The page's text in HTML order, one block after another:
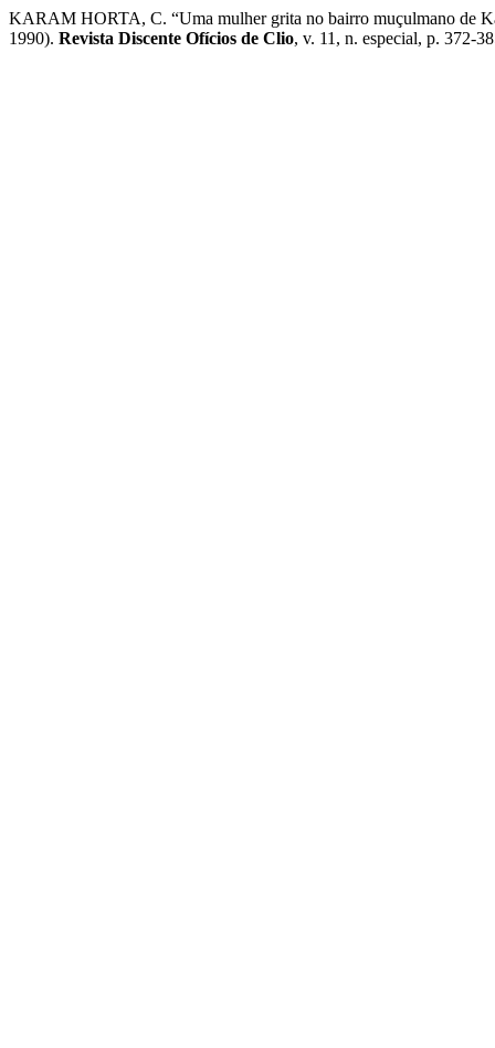
KARAM HORTA, C. “Uma mulher grita no bairro muçulmano de
1990). Revista Discente Ofícios de Clio, v. 11, n. especial, p. 372-